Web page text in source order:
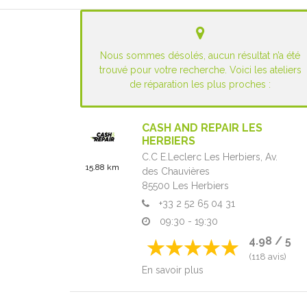
Nous sommes désolés, aucun résultat n’a été
trouvé pour votre recherche. Voici les ateliers
de réparation les plus proches :
15.88 km
CASH AND REPAIR LES
HERBIERS
C.C E.Leclerc Les Herbiers, Av.
des Chauvières
85500
Les Herbiers
+33 2 52 65 04 31
09:30 - 19:30
4.98 / 5
(118 avis)
En savoir plus